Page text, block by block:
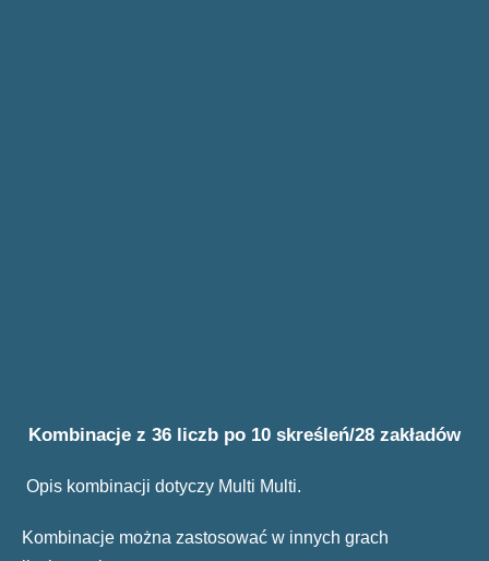
Kombinacje z 36 liczb po 10 skreśleń/28 zakładów
Opis kombinacji dotyczy Multi Multi.
Kombinacje można zastosować w innych grach